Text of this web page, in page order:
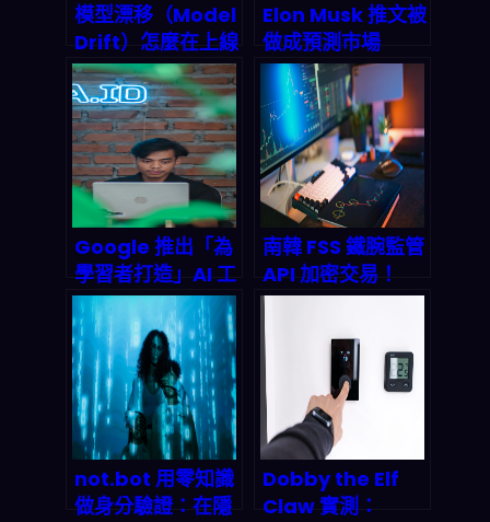
模型漂移（Model
Drift）怎麼在上線
後「偷偷降級」？
2026 可觀測性堆
栈與自動重訓完整
解法
Elon Musk 推文被
做成預測市場
2026 爆賺 8 萬美
元：名人社交如何
變成兆美元級金融
賭局
Google 推出「為
學習者打造」AI 工
具：從考試到畢業
流程都能自動化，
2026 教育科技要
怎麼接？
南韓 FSS 鐵腕監管
API 加密交易！
30% 自動化量引
爆 2027 年全球市
場震盪？
not.bot 用零知識
做身分驗證：在隱
Dobby the Elf
Claw 實測：